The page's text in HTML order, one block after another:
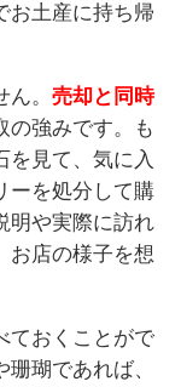
お土産に持ち帰
。 売却と同時
の強みです。も
を見て、気に入
ーを処分して購
明や実際に訪れ
お店の様子を想
ておくことがで
瑚であれば、